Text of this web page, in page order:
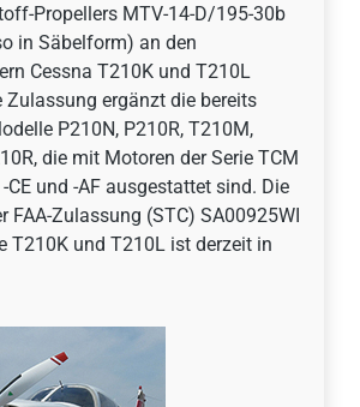
Propellers MTV-14-D/195-30b
in Säbelform) an den
Cessna T210K und T210L
Zulassung ergänzt die bereits
P210N, P210R, T210M,
die mit Motoren der Serie TCM
-CE und -AF ausgestattet sind. Die
FAA-Zulassung (STC) SA00925WI
T210K und T210L ist derzeit in